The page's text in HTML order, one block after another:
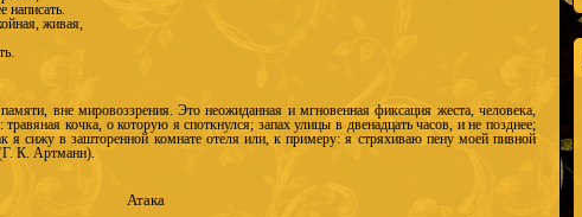
написать.
живая,
вне мировоззрения. Это неожиданная и мгновенная фиксация жеста, человека,
кочка, о которую я споткнулся; запах улицы в двенадцать часов, и не позднее;
я сижу в зашторенной комнате отеля или, к примеру: я стряхиваю пену моей пивной
К. Артманн).
Атака